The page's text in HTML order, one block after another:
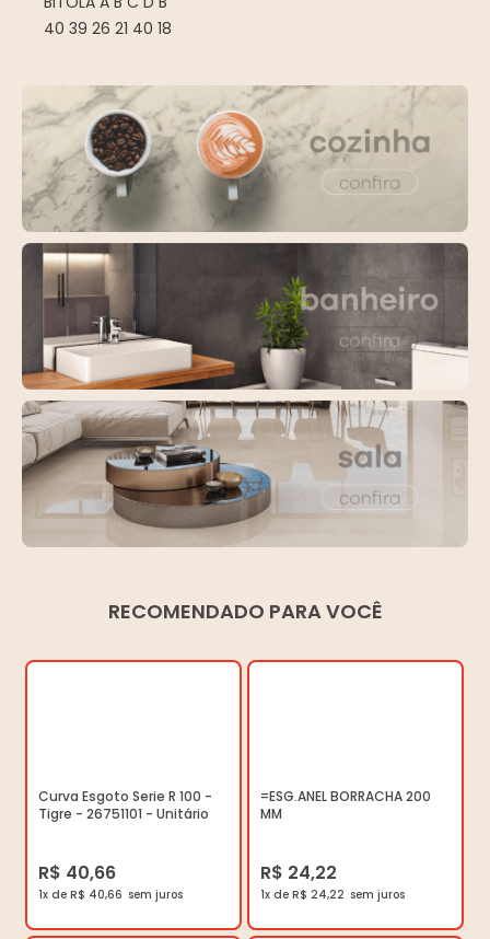
40 39 26 21 40 18
RECOMENDADO PARA VOCÊ
Curva Esgoto Serie R 100 -
Tigre - 26751101 - Unitário
R$ 40,66
1x de R$ 40,66
=ESG.ANEL BORRACHA 200
MM
R$ 24,22
1x de R$ 24,22